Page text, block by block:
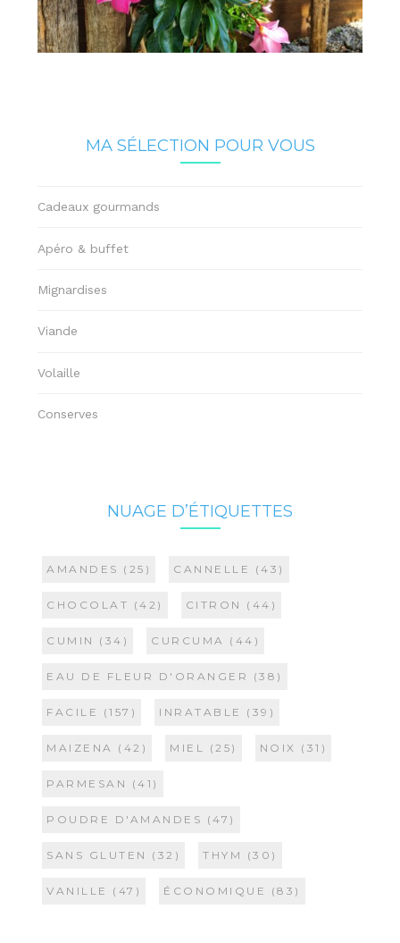
MA SÉLECTION POUR VOUS
Cadeaux gourmands
Apéro & buffet
Mignardises
Viande
Volaille
Conserves
NUAGE D’ÉTIQUETTES
AMANDES (25) CANNELLE (43)
CHOCOLAT (42) CITRON (44)
CUMIN (34) CURCUMA (44)
EAU DE FLEUR D'ORANGER (38)
FACILE (157) INRATABLE (39)
MAIZENA (42) MIEL (25) NOIX (31)
PARMESAN (41)
POUDRE D'AMANDES (47)
SANS GLUTEN (32) THYM (30)
VANILLE (47) ÉCONOMIQUE (83)